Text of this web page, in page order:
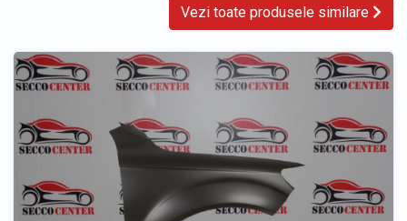
Vezi toate produsele similare